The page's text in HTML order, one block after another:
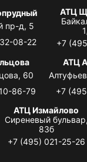
пр-д, 5
08-22
АТЦ
+7
60
86-79
АТЦ
+7
АТЦ Измайлово
Сиреневый бульвар,
83б
+7 (495) 021-25-26